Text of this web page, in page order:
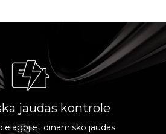
jaudas kontrole
dinamisko jaudas